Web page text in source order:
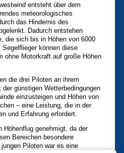
entsteht über dem
meteorologisches
das Hindernis des
Dadurch entstehen
die sich bis in Höhen von 6000
können diese
ohne Motorkraft auf große Höhen
die drei Piloten an ihrem
günstigen Wetterbedingungen
einzusteigen und Höhen von
– eine Leistung, die in der
und Erfahrung erfordert.
Höhenflug genehmigt, da der
Bereichen besondere
Piloten war es eine